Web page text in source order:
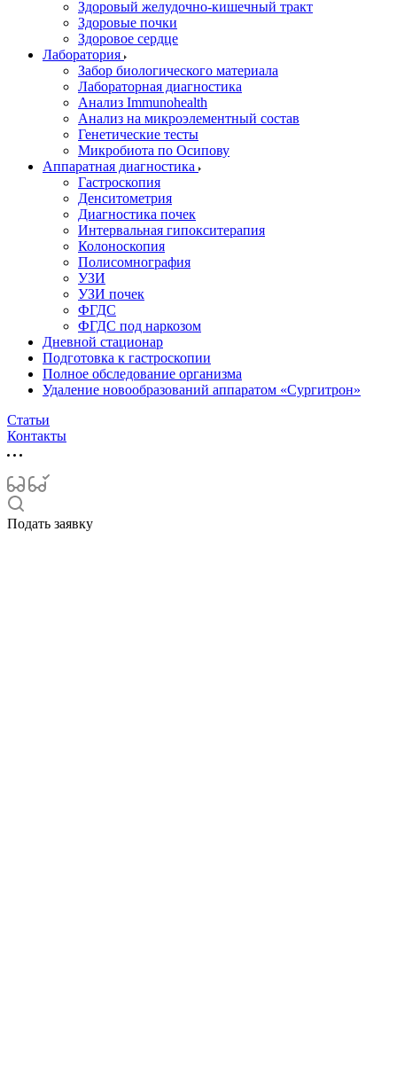
Здоровый желудочно-кишечный тракт
Здоровые почки
Здоровое сердце
Лаборатория
Забор биологического материала
Лабораторная диагностика
Анализ Immunohealth
Анализ на микроэлементный состав
Генетические тесты
Микробиота по Осипову
Аппаратная диагностика
Гастроскопия
Денситометрия
Диагностика почек
Интервальная гипокситерапия
Колоноскопия
Полисомнография
УЗИ
УЗИ почек
ФГДС
ФГДС под наркозом
Дневной стационар
Подготовка к гастроскопии
Полное обследование организма
Удаление новообразований аппаратом «Сургитрон»‎
Статьи
Контакты
Подать заявку